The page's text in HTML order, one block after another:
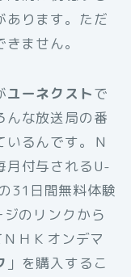
あります。ただ
ません。
ユーネクストで
んな放送局の番
るんです。Ｎ
月付与されるU-
31日間無料体験
のリンクから
ＨＫオンデマ
」を購入するこ